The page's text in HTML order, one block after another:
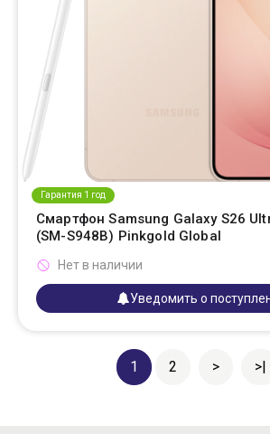
Гарантия 1 год
Смартфон Samsung Galaxy S26
(SM-S948B) Pinkgold Global
Нет в наличии
Уведомить о
1 2 > >|